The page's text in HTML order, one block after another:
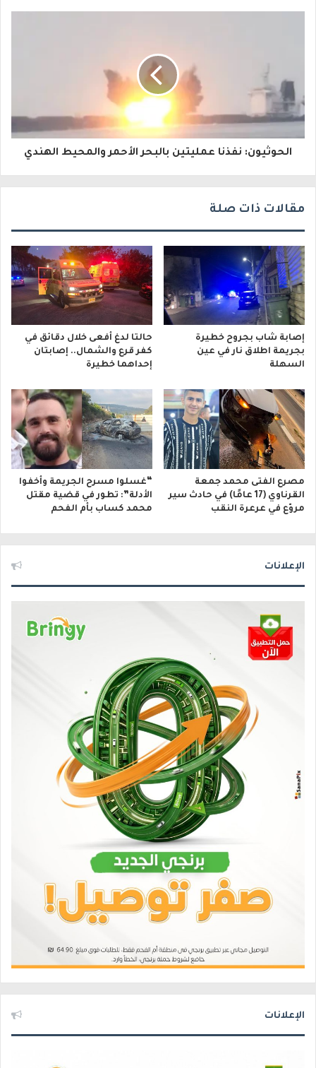
إ
ر
و
الحوثيون: نفذنا عمليتين بالبحر الأحمر والمحيط الهندي
مقالات ذات صلة
إصابة شاب بجروح خطيرة
بجريمة اطلاق نار في عين
السهلة
حالتا لدغ أفعى خلال دقائق في
كفر قرع والشمال.. إصابتان
إحداهما خطيرة
مصرع الفتى محمد جمعة
القرناوي (17 عامًا) في حادث سير
مروّع في عرعرة النقب
“غسلوا مسرح الجريمة وأخفوا
الأدلة”: تطور في قضية مقتل
محمد كساب بأم الفحم
الإعلانات
الإعلانات